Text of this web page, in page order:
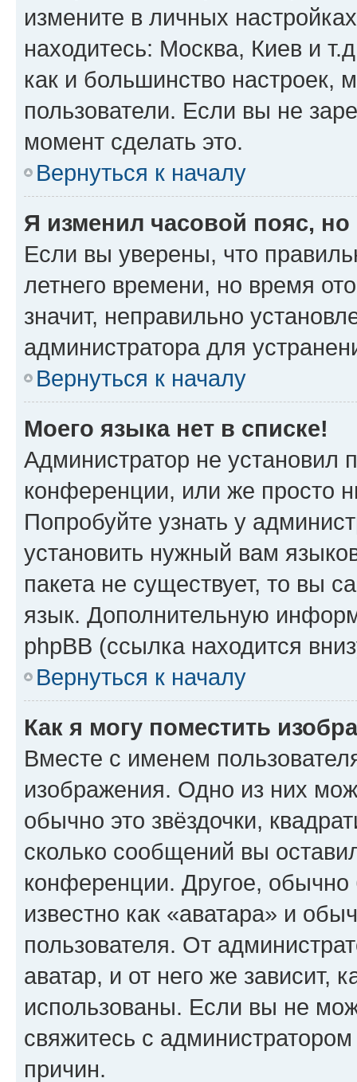
измените в личных
находитесь: Москва, Киев и
как и большинство настроек,
пользователи. Если вы не
момент сделать это.
Вернуться к началу
Я изменил часовой пояс,
Если вы уверены, что
летнего времени, но время
значит, неправильно
администратора для
Вернуться к началу
Моего языка нет в списке!
Администратор не установил
конференции, или же просто
Попробуйте узнать у
установить нужный вам
пакета не существует, то вы
язык. Дополнительную
phpBB (ссылка находится
Вернуться к началу
Как я могу поместить
Вместе с именем
изображения. Одно из них
обычно это звёздочки,
сколько сообщений вы
конференции. Другое,
известно как «аватара» и
пользователя. От
аватар, и от него же зависит,
использованы. Если вы не
свяжитесь с
причин.